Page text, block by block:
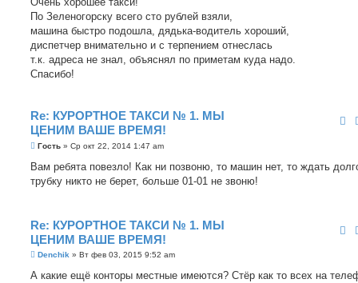
щ
е
и
е
По Зеленогорску всего сто рублей взяли,
машина быстро подошла, дядька-водитель хороший,
диспетчер внимательно и с терпением отнеслась
т.к. адреса не знал, объяснял по приметам куда надо.
Спасибо!
Re: КУРОРТНОЕ ТАКСИ № 1. МЫ
ЦЕНИМ ВАШЕ ВРЕМЯ!
С
о
щ
е
Гость » Ср окт 22, 2014 1:47 am
Вам ребята повезло! Как ни позвоню, то машин нет, то ждать
трубку никто не берет, больше 01-01 не звоню!
Re: КУРОРТНОЕ ТАКСИ № 1. МЫ
ЦЕНИМ ВАШЕ ВРЕМЯ!
С
о
Denchik » Вт фев 03, 2015 9:52 am
А какие ещё конторы местные имеются? Стёр как то всех на